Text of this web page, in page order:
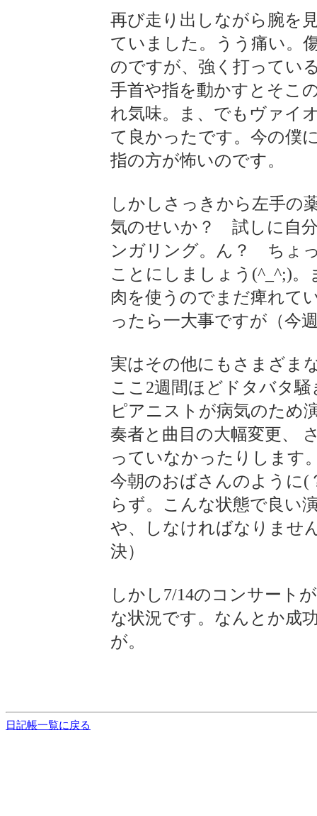
再び走り出しながら腕を
ていました。うう痛い。
のですが、強く打ってい
手首や指を動かすとそこ
れ気味。ま、でもヴァイ
て良かったです。今の僕
指の方が怖いのです。
しかしさっきから左手の
気のせいか？ 試しに自
ンガリング。ん？ ちょ
ことにしましょう(^_^;)
肉を使うのでまだ痺れて
ったら一大事ですが（今
実はその他にもさまざま
ここ2週間ほどドタバタ
ピアニストが病気のため
奏者と曲目の大幅変更、
っていなかったりします
今朝のおばさんのように(
らず。こんな状態で良い
や、しなければなりませ
決）
しかし7/14のコンサート
な状況です。なんとか成
が。
日記帳一覧に戻る